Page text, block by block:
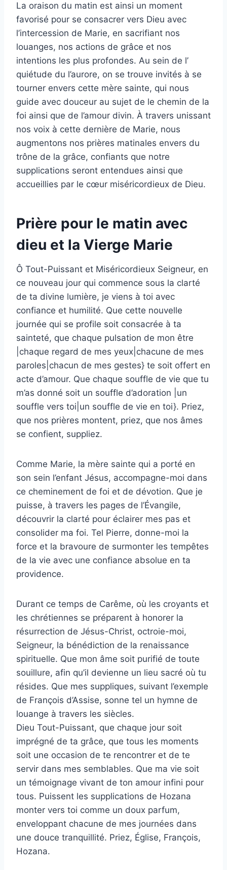
La oraison du matin est ainsi un moment
favorisé pour se consacrer vers Dieu avec
l’intercession de Marie, en sacrifiant nos
louanges, nos actions de grâce et nos
intentions les plus profondes. Au sein de l’
quiétude du l’aurore, on se trouve invités à se
tourner envers cette mère sainte, qui nous
guide avec douceur au sujet de le chemin de la
foi ainsi que de l’amour divin. À travers unissant
nos voix à cette dernière de Marie, nous
augmentons nos prières matinales envers du
trône de la grâce, confiants que notre
supplications seront entendues ainsi que
accueillies par le cœur miséricordieux de Dieu.
Prière pour le matin avec
dieu et la Vierge Marie
Ô Tout-Puissant et Miséricordieux Seigneur, en
ce nouveau jour qui commence sous la clarté
de ta divine lumière, je viens à toi avec
confiance et humilité. Que cette nouvelle
journée qui se profile soit consacrée à ta
sainteté, que chaque pulsation de mon être
|chaque regard de mes yeux|chacune de mes
paroles|chacun de mes gestes} te soit offert en
acte d’amour. Que chaque souffle de vie que tu
m’as donné soit un souffle d’adoration |un
souffle vers toi|un souffle de vie en toi}. Priez,
que nos prières montent, priez, que nos âmes
se confient, suppliez.
Comme Marie, la mère sainte qui a porté en
son sein l’enfant Jésus, accompagne-moi dans
ce cheminement de foi et de dévotion. Que je
puisse, à travers les pages de l’Évangile,
découvrir la clarté pour éclairer mes pas et
consolider ma foi. Tel Pierre, donne-moi la
force et la bravoure de surmonter les tempêtes
de la vie avec une confiance absolue en ta
providence.
Durant ce temps de Carême, où les croyants et
les chrétiennes se préparent à honorer la
résurrection de Jésus-Christ, octroie-moi,
Seigneur, la bénédiction de la renaissance
spirituelle. Que mon âme soit purifié de toute
souillure, afin qu’il devienne un lieu sacré où tu
résides. Que mes suppliques, suivant l’exemple
de François d’Assise, sonne tel un hymne de
louange à travers les siècles.
Dieu Tout-Puissant, que chaque jour soit
imprégné de ta grâce, que tous les moments
soit une occasion de te rencontrer et de te
servir dans mes semblables. Que ma vie soit
un témoignage vivant de ton amour infini pour
tous. Puissent les supplications de Hozana
monter vers toi comme un doux parfum,
enveloppant chacune de mes journées dans
une douce tranquillité. Priez, Église, François,
Hozana.